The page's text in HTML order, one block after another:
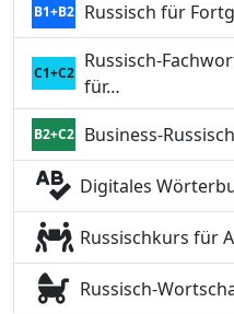
B1+B2 Russisch für
C1+C2
Russisch-
für…
B2+C2 Business-
Digitales
Russischkurs für
Russisch-